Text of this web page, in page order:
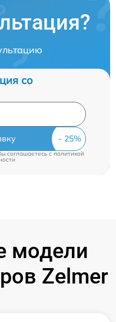
со
соглашаетесь c политикой
модели
Zelmer